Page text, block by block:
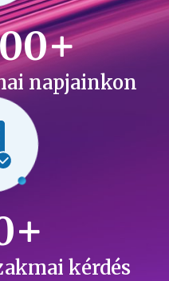
napjainkon
kérdés